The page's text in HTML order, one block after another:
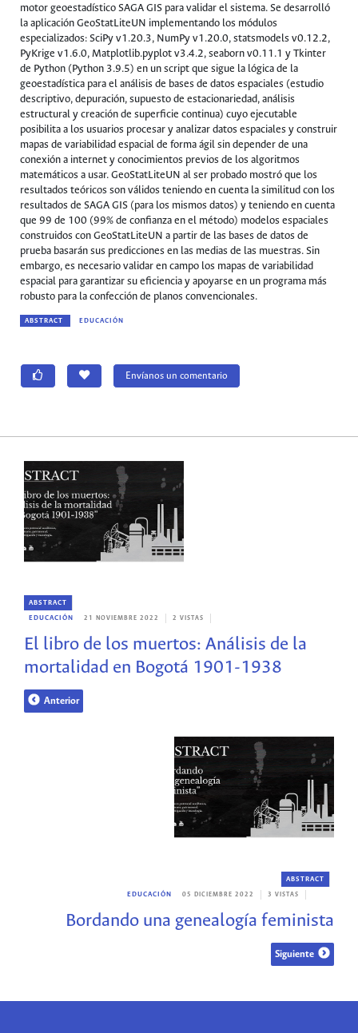
motor geoestadístico SAGA GIS para validar el sistema. Se desarrolló
la aplicación GeoStatLiteUN implementando los módulos
especializados: SciPy v1.20.3, NumPy v1.20.0, statsmodels v0.12.2,
PyKrige v1.6.0, Matplotlib.pyplot v3.4.2, seaborn v0.11.1 y Tkinter
de Python (Python 3.9.5) en un script que sigue la lógica de la
geoestadística para el análisis de bases de datos espaciales (estudio
descriptivo, depuración, supuesto de estacionariedad, análisis
estructural y creación de superficie continua) cuyo ejecutable
posibilita a los usuarios procesar y analizar datos espaciales y construir
mapas de variabilidad espacial de forma ágil sin depender de una
conexión a internet y conocimientos previos de los algoritmos
matemáticos a usar. GeoStatLiteUN al ser probado mostró que los
resultados teóricos son válidos teniendo en cuenta la similitud con los
resultados de SAGA GIS (para los mismos datos) y teniendo en cuenta
que 99 de 100 (99% de confianza en el método) modelos espaciales
construidos con GeoStatLiteUN a partir de las bases de datos de
prueba basarán sus predicciones en las medias de las muestras. Sin
embargo, es necesario validar en campo los mapas de variabilidad
espacial para garantizar su eficiencia y apoyarse en un programa más
robusto para la confección de planos convencionales.
ABSTRACT EDUCACIÓN
Envíanos un comentario
ABSTRACT
EDUCACIÓN 21 NOVIEMBRE 2022 2 VISTAS
El libro de los muertos: Análisis de la
mortalidad en Bogotá 1901-1938
Anterior
ABSTRACT
EDUCACIÓN 05 DICIEMBRE 2022 3 VISTAS
Bordando una genealogía feminista
Siguiente